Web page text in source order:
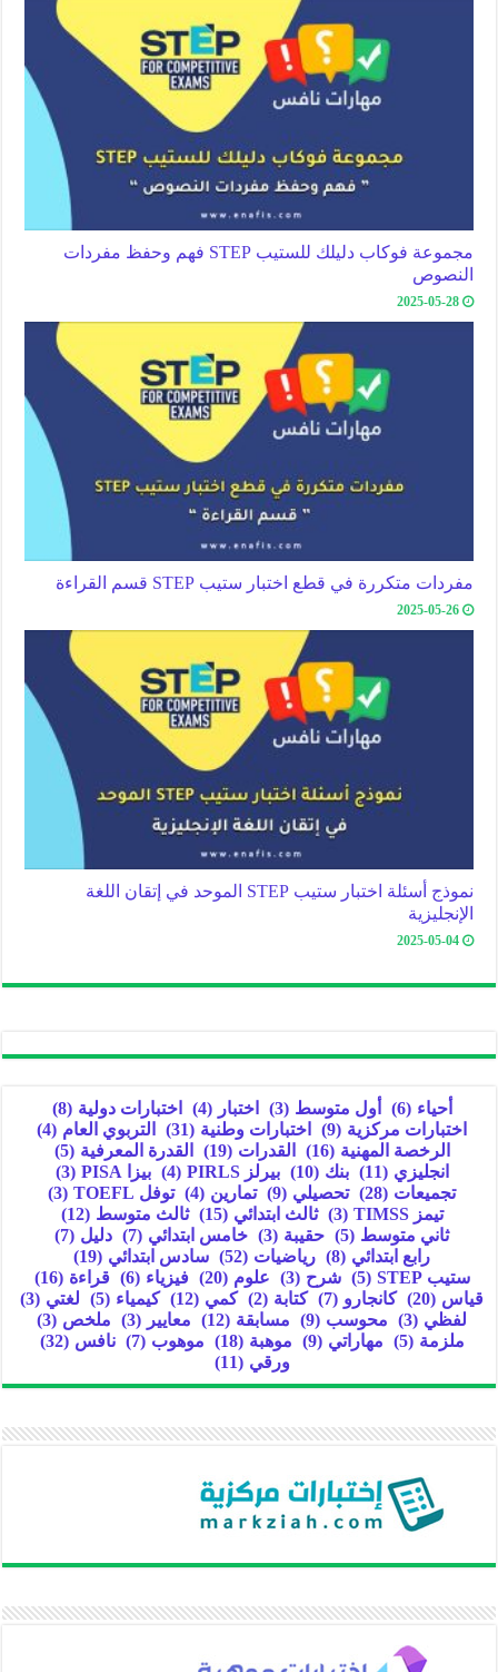
مجموعة فوكاب دليلك للستيب STEP فهم وحفظ مفردات
النصوص
2025-05-28
مفردات متكررة في قطع اختبار ستيب STEP قسم القراءة
2025-05-26
نموذج أسئلة اختبار ستيب STEP الموحد في إتقان اللغة
الإنجليزية
2025-05-04
أحياء (6) أول متوسط (3) اختبار (4) اختبارات دولية (8)
اختبارات مركزية (9) اختبارات وطنية (31) التربوي العام (4)
الرخصة المهنية (16) القدرات (19) القدرة المعرفية (5)
انجليزي (11) بنك (10) بيرلز PIRLS (4) بيزا PISA
(3)
تجميعات (28) تحصيلي (9) تمارين (4) توفل TOEFL
(3)
تيمز TIMSS
(3) ثالث ابتدائي (15) ثالث متوسط (12)
ثاني متوسط (5) حقيبة (3) خامس ابتدائي (7) دليل (7)
رابع ابتدائي (8) رياضيات (52) سادس ابتدائي (19)
ستيب STEP
(5) شرح (3) علوم (20) فيزياء (6) قراءة (16)
قياس (20) كانجارو (7) كتابة (2) كمي (12) كيمياء (5) لغتي (3)
لفظي (3) محوسب (9) مسابقة (12) معايير (3) ملخص (3)
ملزمة (5) مهاراتي (9) موهبة (18) موهوب (7) نافس (32)
ورقي (11)